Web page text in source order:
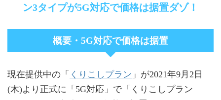
ン3タイプが5G対応で価格は据置ダゾ！
概要・5G対応で価格は据置
現在提供中の「 くりこしプラン 」が2021年9月2日
(木)より正式に「5G対応」で「くりこしプラン